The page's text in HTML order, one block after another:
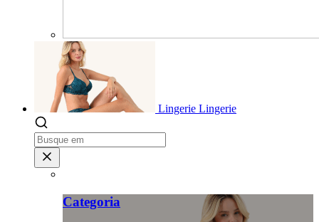
Lingerie Lingerie
Categoria